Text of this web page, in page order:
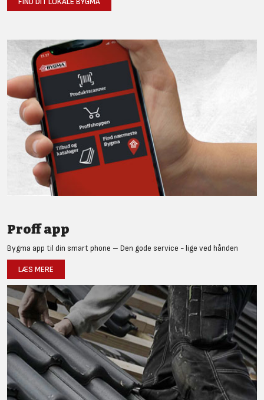
Proff app
Bygma app til din smart phone – Den gode service - lige ved hånden
LÆS MERE